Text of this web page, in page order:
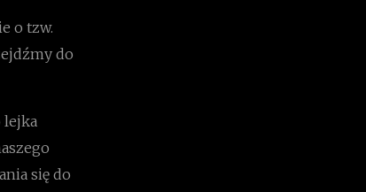
o tzw.
do
lejka
się do